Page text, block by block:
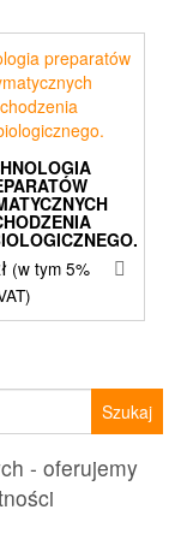
(w tym 5%
- oferujemy